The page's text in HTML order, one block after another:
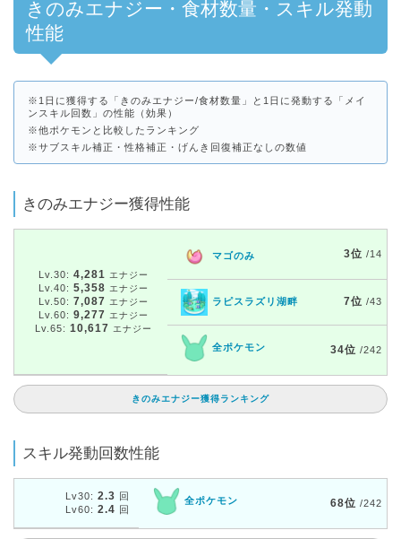
きのみエナジー・食材数量・スキル発動
性能
※1日に獲得する「きのみエナジー/食材数量」と1日に発動する「メイ
ンスキル回数」の性能（効果）
※他ポケモンと比較したランキング
※サブスキル補正・性格補正・げんき回復補正なしの数値
きのみエナジー獲得性能
Lv.30: 4,281 エナジー
Lv.40: 5,358 エナジー
Lv.50: 7,087 エナジー
Lv.60: 9,277 エナジー
Lv.65: 10,617 エナジー
マゴのみ 3位 /14
ラピスラズリ湖畔 7位 /43
全ポケモン 34位 /242
きのみエナジー獲得ランキング
スキル発動回数性能
Lv30: 2.3 回
Lv60: 2.4 回
全ポケモン 68位 /242